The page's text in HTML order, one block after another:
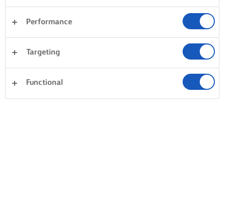
Performance
Targeting
Functional